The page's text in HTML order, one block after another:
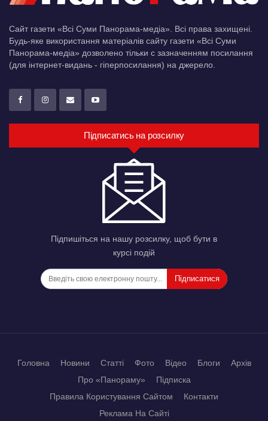
Сайт газети «Всі Суми Панорама-медіа». Всі права захищені.
Будь-яке використання матеріалів сайту газети «Всі Суми
Панорама-медіа» дозволено тільки c зазначенням посилання
(для інтернет-видань - гіперпосилання) на джерело.
Підписатись на розсилку
Підпишіться на нашу розсилку, щоб бути в
курсі подій
Підписатися
Головна Новини Статті Фото Відео Блоги
Архів
Про «Панораму»
Підписка
Правила Користування Сайтом
Контакти
Реклама На Сайті